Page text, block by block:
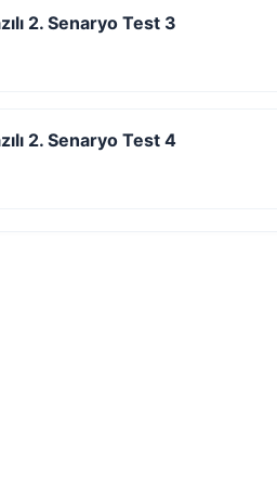
2. Senaryo Test 3
2. Senaryo Test 4